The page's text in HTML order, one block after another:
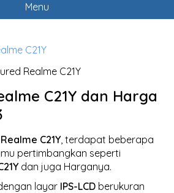
Menu
C21Y
C21Y dan Harga
Realme C21Y, terdapat beberapa
pertimbangkan seperti
dan juga Harganya.
layar IPS-LCD berukuran